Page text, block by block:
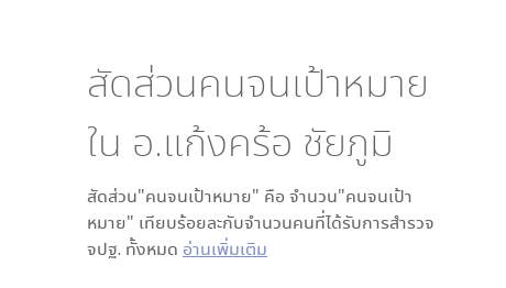
สัดส่วนคนจนเป้าหมาย
ใน อ.แก้งคร้อ ชัยภูมิ
สัดส่วน"คนจนเป้าหมาย" คือ จำนวน"คนจนเป้า
หมาย" เทียบร้อยละกับจำนวนคนที่ได้รับการสำรวจ
จปฐ. ทั้งหมด อ่านเพิ่มเติม